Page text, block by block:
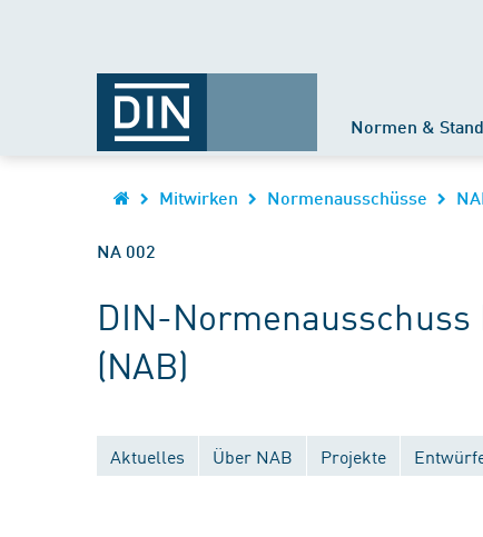
Normen &
Mitwirken Normenausschüsse
NA 002
DIN-
(NAB)
Aktuelles Über NAB Projekte